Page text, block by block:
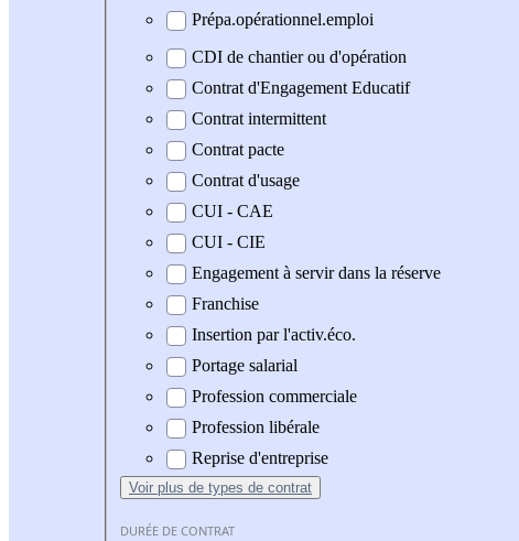
Prépa.opérationnel.emploi
CDI de chantier ou d'opération
Contrat d'Engagement Educatif
Contrat intermittent
Contrat pacte
Contrat d'usage
CUI - CAE
CUI - CIE
Engagement à servir dans la réserve
Franchise
Insertion par l'activ.éco.
Portage salarial
Profession commerciale
Profession libérale
Reprise d'entreprise
Voir plus de types de contrat
DURÉE DE CONTRAT